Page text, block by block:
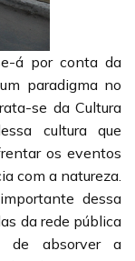
á por conta da
paradigma no
se da Cultura
cultura que
os eventos
com a natureza.
dessa
da rede pública
de absorver a